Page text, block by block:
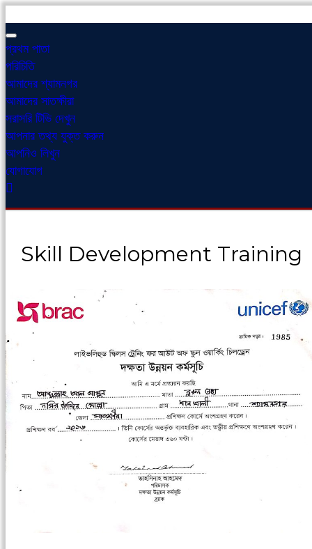
প্রথম পাতা
পরিচিতি
আমাদের শ্যামনগর
আমাদের সাতক্ষীরা
সরাসরি টিভি দেখুন
আপনার তথ্য যুক্ত করুন
আপনিও লিখুন
যোগাযোগ
Skill Development Training